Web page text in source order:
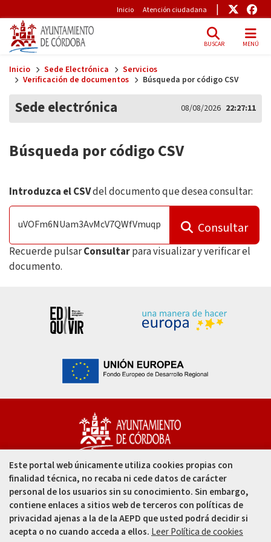
Pre-Header
Inicio Atención ciudadana Enlace
BUSCAR MENÚ
Inicio Sede Electrónica
Servicios
Verificación de documentos
Búsqueda por código CSV
Sede electrónica 08/08/2026 22:27:12
Búsqueda por código CSV
Introduzca el CSVdel documento que desea consultar:
Consultar
Recuerde pulsarConsultarpara visualizar y verificar el
documento.
Capitulares, 1. 14002
Córdoba - España
957 49 99 00
957 47 80 50
Este portal web únicamente utiliza cookies propias con
finalidad técnica, no recaba ni cede datos de carácter
personal de los usuarios sin su conocimiento. Sin embargo,
contiene enlaces a sitios web de terceros con políticas de
privacidad ajenas a la de la AEPD que usted podrá decidir si
acepta o no cuando acceda a ellos. Leer Política de cookies